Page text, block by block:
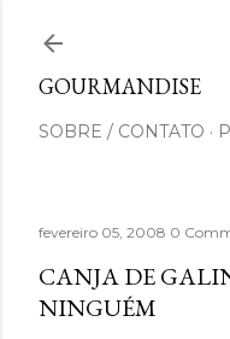
GOURMANDISE
SOBRE / CONTATO
fevereiro 05, 2008 0
CANJA DE
NINGUÉM